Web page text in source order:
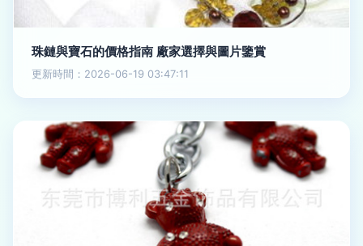
珠鏈與寶石的價格指南 廠家選擇與圖片鑒賞
更新時間：2026-06-19 03:47:11